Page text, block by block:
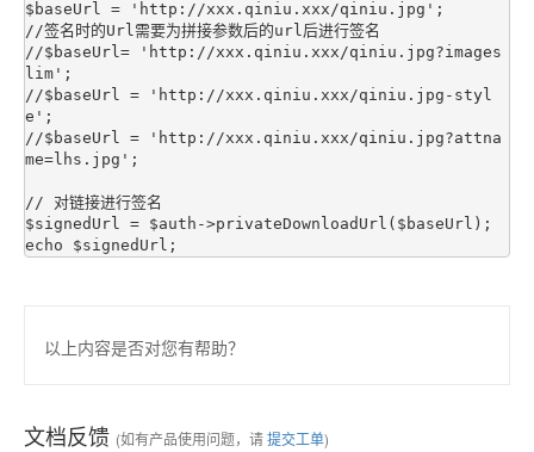
$baseUrl = 'http://xxx.qiniu.xxx/qiniu.jpg';
//签名时的Url需要为拼接参数后的url后进行签名
//$baseUrl= 'http://xxx.qiniu.xxx/qiniu.jpg?images
lim';
//$baseUrl = 'http://xxx.qiniu.xxx/qiniu.jpg-styl
e';
//$baseUrl = 'http://xxx.qiniu.xxx/qiniu.jpg?attna
me=lhs.jpg';
// 对链接进行签名
$signedUrl = $auth->privateDownloadUrl($baseUrl);
以上内容是否对您有帮助？
文档反馈 (如有产品使用问题，请提交工单)